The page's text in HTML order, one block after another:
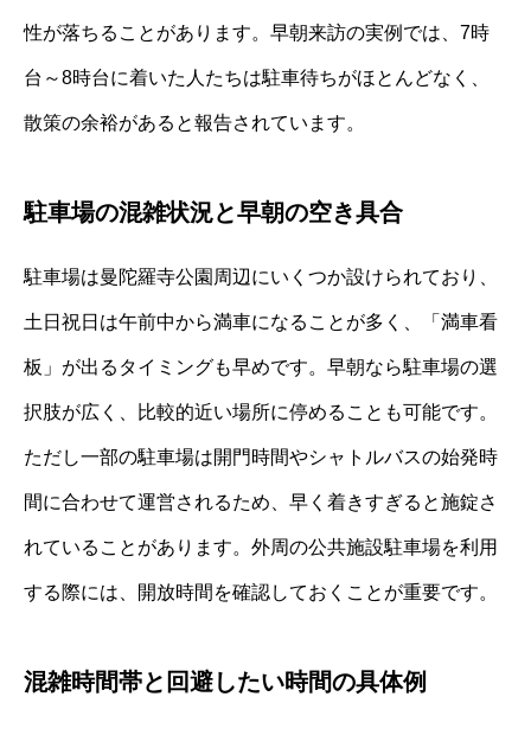
性が落ちることがあります。早朝来訪の実例では、7時
台～8時台に着いた人たちは駐車待ちがほとんどなく、
散策の余裕があると報告されています。
駐車場の混雑状況と早朝の空き具合
駐車場は曼陀羅寺公園周辺にいくつか設けられており、
土日祝日は午前中から満車になることが多く、「満車看
板」が出るタイミングも早めです。早朝なら駐車場の選
択肢が広く、比較的近い場所に停めることも可能です。
ただし一部の駐車場は開門時間やシャトルバスの始発時
間に合わせて運営されるため、早く着きすぎると施錠さ
れていることがあります。外周の公共施設駐車場を利用
する際には、開放時間を確認しておくことが重要です。
混雑時間帯と回避したい時間の具体例